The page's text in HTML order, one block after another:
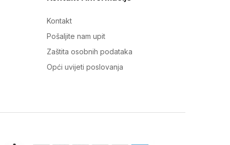
Kontakt
Pošaljite nam upit
Zaštita osobnih podataka
Opći uvijeti poslovanja